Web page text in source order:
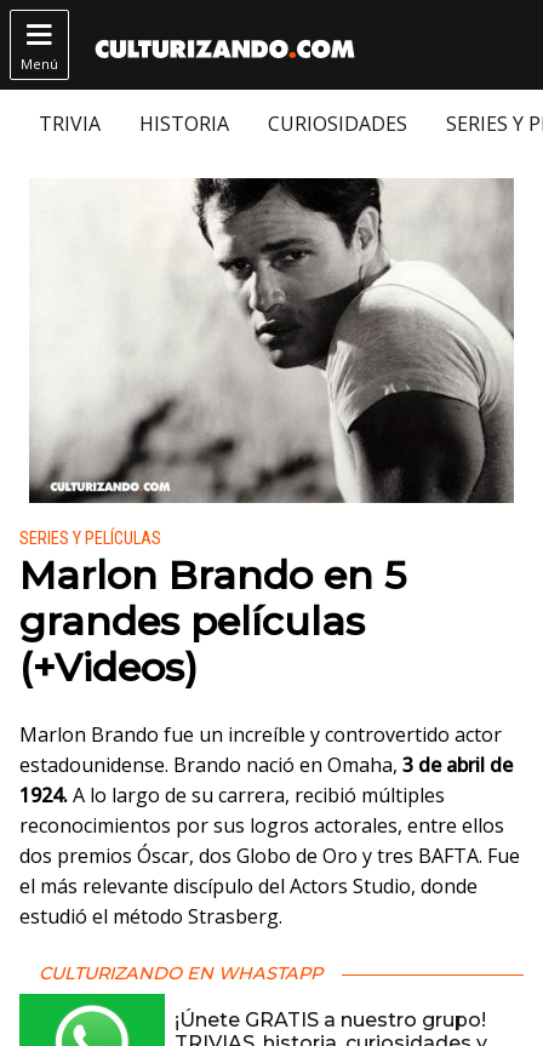

Menú
TRIVIA HISTORIA CURIOSIDADES SERIES Y
Publicado en:
SERIES Y PELÍCULAS
Marlon Brando en 5
grandes películas
(+Videos)
Marlon Brando fue un increíble y controvertido actor
estadounidense. Brando nació en Omaha, 3 de abril de
1924.A lo largo de su carrera, recibió múltiples
reconocimientos por sus logros actorales, entre ellos
dos premios Óscar, dos Globo de Oro y tres BAFTA. Fue
el más relevante discípulo del Actors Studio, donde
estudió el método Strasberg.
CULTURIZANDO EN WHASTAPP
¡Únete GRATIS a nuestro grupo!